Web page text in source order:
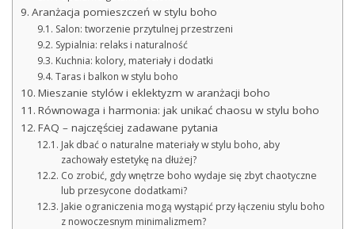
Aranżacja pomieszczeń w stylu boho
Salon: tworzenie przytulnej przestrzeni
Sypialnia: relaks i naturalność
Kuchnia: kolory, materiały i dodatki
Taras i balkon w stylu boho
Mieszanie stylów i eklektyzm w aranżacji boho
Równowaga i harmonia: jak unikać chaosu w stylu boho
FAQ – najczęściej zadawane pytania
Jak dbać o naturalne materiały w stylu boho, aby
zachowały estetykę na dłużej?
Co zrobić, gdy wnętrze boho wydaje się zbyt chaotyczne
lub przesycone dodatkami?
Jakie ograniczenia mogą wystąpić przy łączeniu stylu boho
z nowoczesnym minimalizmem?